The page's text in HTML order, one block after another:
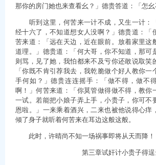
那你的房门她也来查看幺？」德贵答道：「怎幺
听到这里，何苦来一计不成，又生一计：
经十六了，不知道想女人没啊？」德贵道：「
苦来道：「远在天边，近在眼前。放着家里这
道理。」德贵道：「何大哥，你不知道，那可
则骂，见了她，我怕都来不及亏你还敢说取笑
「你既不肯引荐我去，我乾脆做个好人教你一
手何如？」德贵连连摇手：「做不得，做不
啊！」何苦来道：「你莫管做得做不得，教你
一试。若能把小娘子弄上手，小贵子，你可不
恩啦。」一来乘着酒兴，二来也被他说得心痒
倾了身子就听着何苦来在耳边这般这般。
此时，许晴尚不知一场祸事即将从天而降！
第三章试奸计小贵子得逞云